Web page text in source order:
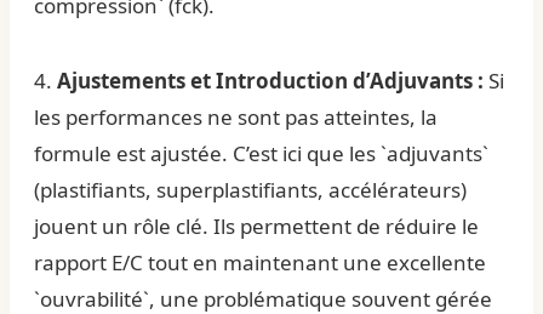
4. Ajustements et Introduction d’Adjuvants : Si
les performances ne sont pas atteintes, la
formule est ajustée. C’est ici que les `adjuvants`
(plastifiants, superplastifiants, accélérateurs)
jouent un rôle clé. Ils permettent de réduire le
rapport E/C tout en maintenant une excellente
`ouvrabilité`, une problématique souvent gérée